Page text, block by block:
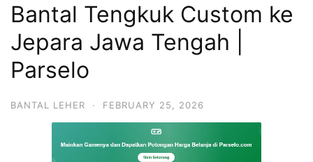
Bantal Tengkuk Custom ke
Jepara Jawa Tengah |
Parselo
BANTAL LEHER · FEBRUARY 25, 2026